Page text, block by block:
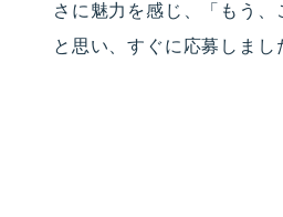
さに魅力を感じ、「もう、
と思い、すぐに応募しまし